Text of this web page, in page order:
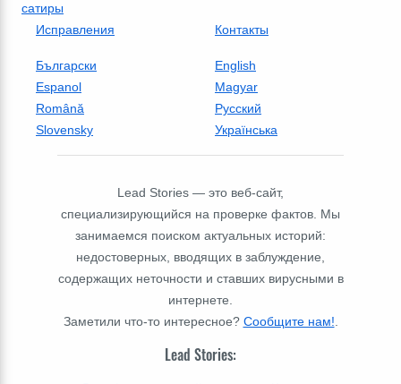
сатиры
Исправления Контакты
Български
English
Espanol
Magyar
Română
Русский
Slovensky
Українська
Lead Stories — это веб-сайт,
специализирующийся на проверке фактов. Мы
занимаемся поиском актуальных историй:
недостоверных, вводящих в заблуждение,
содержащих неточности и ставших вирусными в
интернете.
Заметили что-то интересное? Сообщите нам!.
Lead Stories: